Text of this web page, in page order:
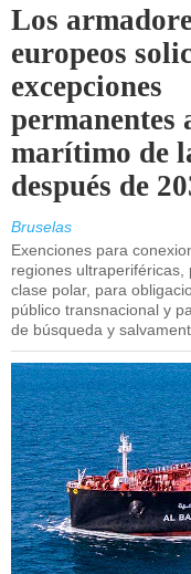
Los
europeos
excepciones
permanentes
marítimo de
después de
Bruselas
Exenciones para
regiones ultraperiféricas,
clase polar, para
público transnacional y
de búsqueda y